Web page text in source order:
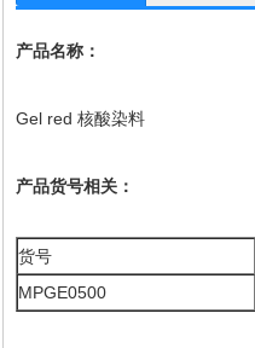
产品名称：
Gel red 核酸染料
产品货号相关：
货号
MPGE0500